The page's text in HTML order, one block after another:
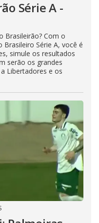
Série A -
Brasileirão? Com o
Série A, você é
simule os resultados
serão os grandes
Libertadores e os